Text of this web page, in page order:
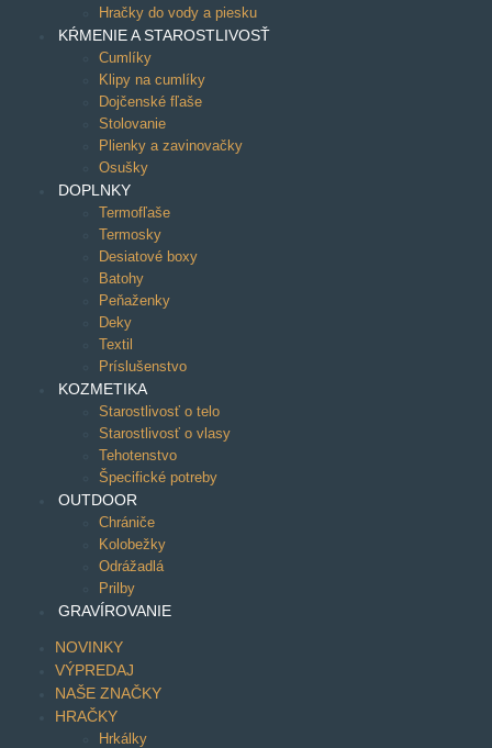
Hračky do vody a piesku
KŔMENIE A STAROSTLIVOSŤ
Cumlíky
Klipy na cumlíky
Dojčenské fľaše
Stolovanie
Plienky a zavinovačky
Osušky
DOPLNKY
Termofľaše
Termosky
Desiatové boxy
Batohy
Peňaženky
Deky
Textil
Príslušenstvo
KOZMETIKA
Starostlivosť o telo
Starostlivosť o vlasy
Tehotenstvo
Špecifické potreby
OUTDOOR
Chrániče
Kolobežky
Odrážadlá
Prilby
GRAVÍROVANIE
NOVINKY
VÝPREDAJ
NAŠE ZNAČKY
HRAČKY
Hrkálky